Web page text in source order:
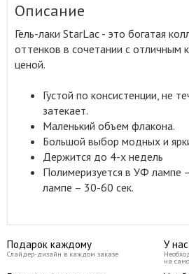
Описание
Гель-лаки StarLac - это богатая
оттенков в сочетании с отличным
ценой.
Густой по консистенции, не
затекает.
Маленький объем флакона.
Большой выбор модных и
Держится до 4-х недель
Полимеризуется в УФ лампе
лампе – 30-60 сек.
Подарок каждому
Слайдер-дизайн в каждом заказе
У
на